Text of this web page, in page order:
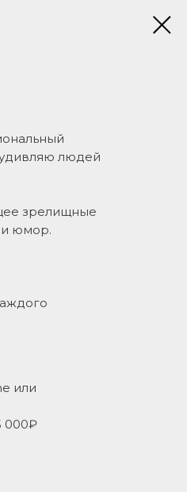
людей
зрелищные
и юмор.
или
000₽